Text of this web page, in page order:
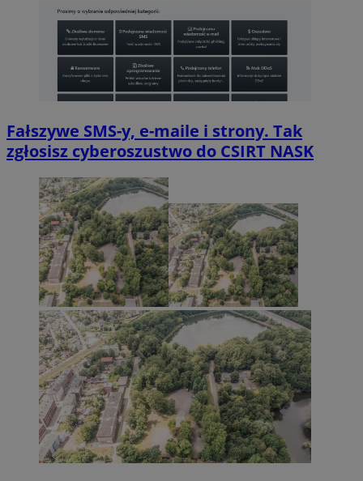
Fałszywe SMS-y, e-maile i strony. Tak
zgłosisz cyberoszustwo do CSIRT NASK